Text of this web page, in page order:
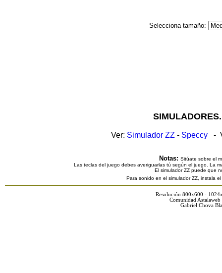
Selecciona tamaño:
Ver: Simulador ZZ - Speccy -
Notas: Sitúate sobre el
Las teclas del juego debes averiguarlas tú según el juego. La
El simulador ZZ puede que
Para sonido en el simulador ZZ, instala
Resolución 800x600 -
Comunidad
Gabriel Chova